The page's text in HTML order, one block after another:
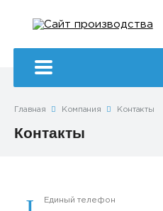
Главная Компания Контакты
Контакты
Единый телефон